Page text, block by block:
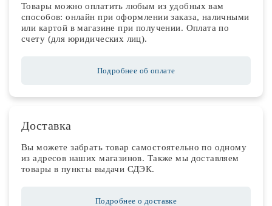
Товары можно оплатить любым из удобных вам
способов: онлайн при оформлении заказа, наличными
или картой в магазине при получении. Оплата по
счету (для юридических лиц).
Подробнее об оплате
Доставка
Вы можете забрать товар самостоятельно по одному
из адресов наших магазинов. Также мы доставляем
товары в пункты выдачи СДЭК.
Подробнее о доставке